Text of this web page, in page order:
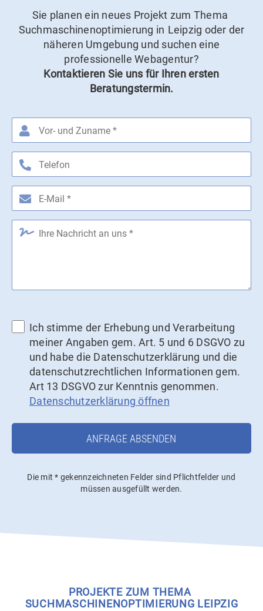
Sie planen ein neues Projekt zum Thema
Suchmaschinenoptimierung in Leipzig oder der
näheren Umgebung und suchen eine
professionelle Webagentur?
Kontaktieren Sie uns für Ihren ersten
Beratungstermin.
Ich stimme der Erhebung und Verarbeitung
meiner Angaben gem. Art. 5 und 6 DSGVO zu
und habe die Datenschutzerklärung und die
datenschutzrechtlichen Informationen gem.
Art 13 DSGVO zur Kenntnis genommen.
Datenschutzerklärung öffnen
Bitte nicht ausfüllen.
ANFRAGE ABSENDEN
Die mit * gekennzeichneten Felder sind Pflichtfelder und
müssen ausgefüllt werden.
PROJEKTE ZUM THEMA
SUCHMASCHINENOPTIMIERUNG LEIPZIG